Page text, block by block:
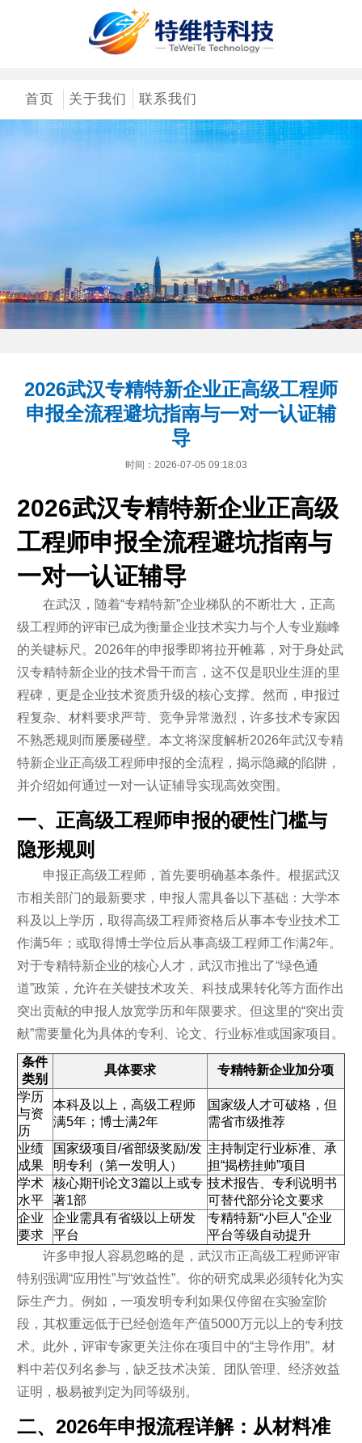
首页 关于我们 联系我们
2026武汉专精特新企业正高级工程师
申报全流程避坑指南与一对一认证辅
导
时间：2026-07-05 09:18:03
2026武汉专精特新企业正高级
工程师申报全流程避坑指南与
一对一认证辅导
在武汉，随着“专精特新”企业梯队的不断壮大，正高
级工程师的评审已成为衡量企业技术实力与个人专业巅峰
的关键标尺。2026年的申报季即将拉开帷幕，对于身处武
汉专精特新企业的技术骨干而言，这不仅是职业生涯的里
程碑，更是企业技术资质升级的核心支撑。然而，申报过
程复杂、材料要求严苛、竞争异常激烈，许多技术专家因
不熟悉规则而屡屡碰壁。本文将深度解析2026年武汉专精
特新企业正高级工程师申报的全流程，揭示隐藏的陷阱，
并介绍如何通过一对一认证辅导实现高效突围。
一、正高级工程师申报的硬性门槛与
隐形规则
申报正高级工程师，首先要明确基本条件。根据武汉
市相关部门的最新要求，申报人需具备以下基础：大学本
科及以上学历，取得高级工程师资格后从事本专业技术工
作满5年；或取得博士学位后从事高级工程师工作满2年。
对于专精特新企业的核心人才，武汉市推出了“绿色通
道”政策，允许在关键技术攻关、科技成果转化等方面作出
突出贡献的申报人放宽学历和年限要求。但这里的“突出贡
献”需要量化为具体的专利、论文、行业标准或国家项目。
条件
类别
具体要求
专精特新企业加分项
学历
与资
历
本科及以上，高级工程师
满5年；博士满2年
国家级人才可破格，但
需省市级推荐
业绩
成果
国家级项目/省部级奖励/发
明专利（第一发明人）
主持制定行业标准、承
担“揭榜挂帅”项目
学术
水平
核心期刊论文3篇以上或专
著1部
技术报告、专利说明书
可替代部分论文要求
企业
要求
企业需具有省级以上研发
平台
专精特新“小巨人”企业
平台等级自动提升
许多申报人容易忽略的是，武汉市正高级工程师评审
特别强调“应用性”与“效益性”。你的研究成果必须转化为实
际生产力。例如，一项发明专利如果仅停留在实验室阶
段，其权重远低于已经创造年产值5000万元以上的专利技
术。此外，评审专家更关注你在项目中的“主导作用”。材
料中若仅列名参与，缺乏技术决策、团队管理、经济效益
证明，极易被判定为同等级别。
二、2026年申报流程详解：从材料准